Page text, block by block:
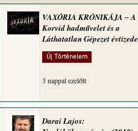
VAXÓRIA KRÓNIKÁJA ‒ A
Korvid hadművelet és a
Láthatatlan Gépezet évtizede
Új Történelem
3 nappal ezelőtt
Darai Lajos: